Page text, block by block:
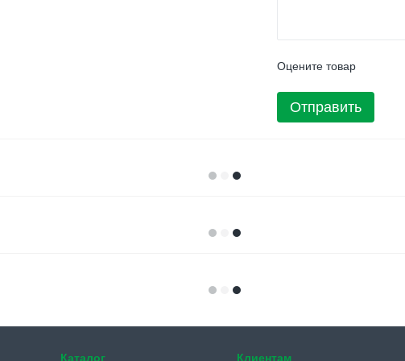
Оцените товар
Отправить
Каталог Клиентам